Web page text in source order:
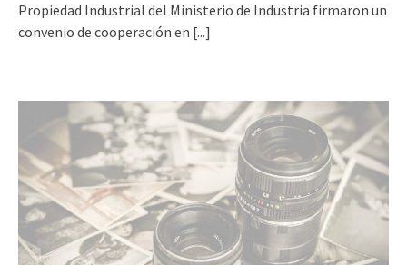
Propiedad Industrial del Ministerio de Industria firmaron un
convenio de cooperación en [...]